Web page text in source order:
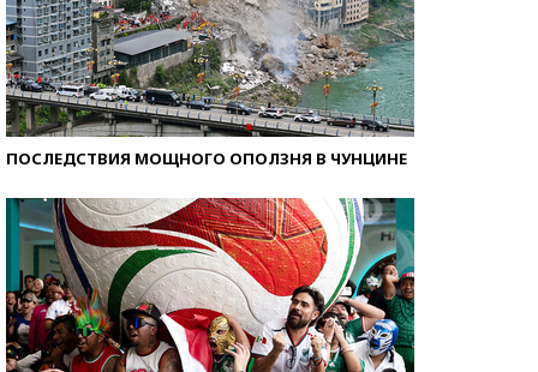
ПОСЛЕДСТВИЯ МОЩНОГО ОПОЛЗНЯ В ЧУНЦИНЕ